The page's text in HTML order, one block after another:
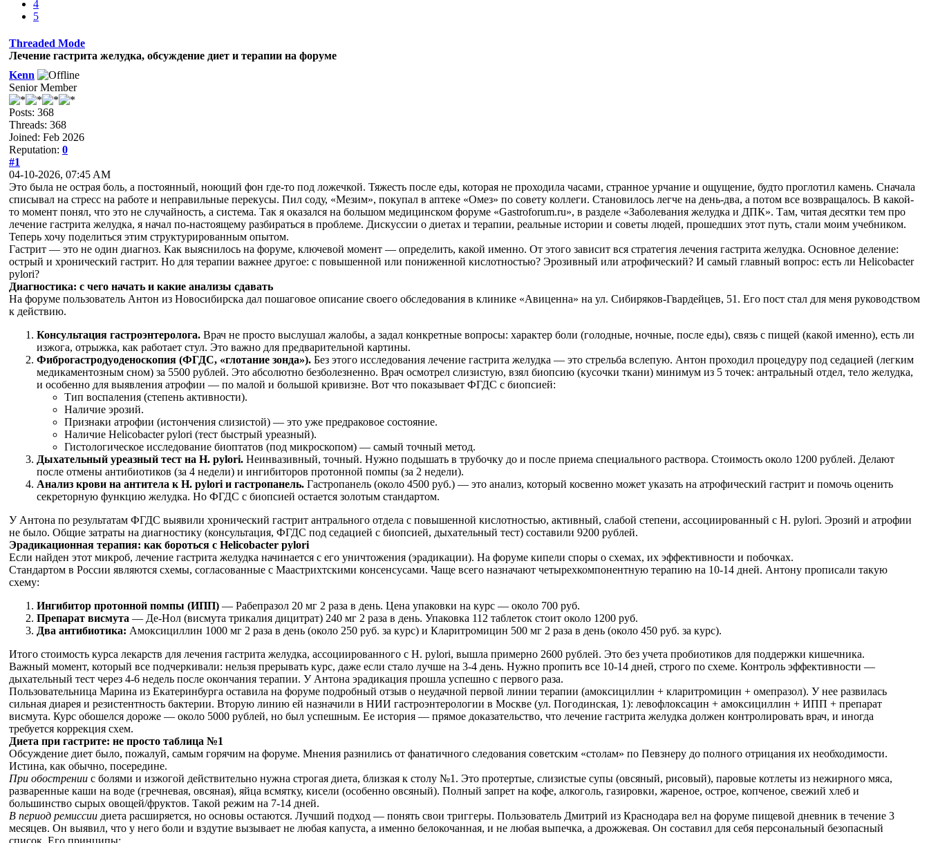
4
5
Threaded Mode
Лечение гастрита желудка, обсуждение диет и терапии на форуме
Kenn
Senior Member
Posts: 368
Threads: 368
Joined: Feb 2026
Reputation: 0
#1
04-10-2026, 07:45 AM
Это была не острая боль, а постоянный, ноющий фон где-то под ложечкой. Тяжесть после еды, которая не проходила часами, странное урчание и ощущение, будто проглотил камень. Сначала
списывал на стресс на работе и неправильные перекусы. Пил соду, «Мезим», покупал в аптеке «Омез» по совету коллеги. Становилось легче на день-два, а потом все возвращалось. В какой-
то момент понял, что это не случайность, а система. Так я оказался на большом медицинском форуме «Gastroforum.ru», в разделе «Заболевания желудка и ДПК». Там, читая десятки тем про
лечение гастрита желудка, я начал по-настоящему разбираться в проблеме. Дискуссии о диетах и терапии, реальные истории и советы людей, прошедших этот путь, стали моим учебником.
Теперь хочу поделиться этим структурированным опытом.
Гастрит — это не один диагноз. Как выяснилось на форуме, ключевой момент — определить, какой именно. От этого зависит вся стратегия лечения гастрита желудка. Основное деление:
острый и хронический гастрит. Но для терапии важнее другое: с повышенной или пониженной кислотностью? Эрозивный или атрофический? И самый главный вопрос: есть ли Helicobacter
pylori?
Диагностика: с чего начать и какие анализы сдавать
На форуме пользователь Антон из Новосибирска дал пошаговое описание своего обследования в клинике «Авиценна» на ул. Сибиряков-Гвардейцев, 51. Его пост стал для меня руководством
к действию.
Консультация гастроэнтеролога. Врач не просто выслушал жалобы, а задал конкретные вопросы: характер боли (голодные, ночные, после еды), связь с пищей (какой именно), есть ли
изжога, отрыжка, как работает стул. Это важно для предварительной картины.
Фиброгастродуоденоскопия (ФГДС, «глотание зонда»). Без этого исследования лечение гастрита желудка — это стрельба вслепую. Антон проходил процедуру под седацией (легким
медикаментозным сном) за 5500 рублей. Это абсолютно безболезненно. Врач осмотрел слизистую, взял биопсию (кусочки ткани) минимум из 5 точек: антральный отдел, тело желудка,
и особенно для выявления атрофии — по малой и большой кривизне. Вот что показывает ФГДС с биопсией:
Тип воспаления (степень активности).
Наличие эрозий.
Признаки атрофии (истончения слизистой) — это уже предраковое состояние.
Наличие Helicobacter pylori (тест быстрый уреазный).
Гистологическое исследование биоптатов (под микроскопом) — самый точный метод.
Дыхательный уреазный тест на H. pylori. Неинвазивный, точный. Нужно подышать в трубочку до и после приема специального раствора. Стоимость около 1200 рублей. Делают
после отмены антибиотиков (за 4 недели) и ингибиторов протонной помпы (за 2 недели).
Анализ крови на антитела к H. pylori и гастропанель. Гастропанель (около 4500 руб.) — это анализ, который косвенно может указать на атрофический гастрит и помочь оценить
секреторную функцию желудка. Но ФГДС с биопсией остается золотым стандартом.
У Антона по результатам ФГДС выявили хронический гастрит антрального отдела с повышенной кислотностью, активный, слабой степени, ассоциированный с H. pylori. Эрозий и атрофии
не было. Общие затраты на диагностику (консультация, ФГДС под седацией с биопсией, дыхательный тест) составили 9200 рублей.
Эрадикационная терапия: как бороться с Helicobacter pylori
Если найден этот микроб, лечение гастрита желудка начинается с его уничтожения (эрадикации). На форуме кипели споры о схемах, их эффективности и побочках.
Стандартом в России являются схемы, согласованные с Маастрихтскими консенсусами. Чаще всего назначают четырехкомпонентную терапию на 10-14 дней. Антону прописали такую
схему:
Ингибитор протонной помпы (ИПП) — Рабепразол 20 мг 2 раза в день. Цена упаковки на курс — около 700 руб.
Препарат висмута — Де-Нол (висмута трикалия дицитрат) 240 мг 2 раза в день. Упаковка 112 таблеток стоит около 1200 руб.
Два антибиотика: Амоксициллин 1000 мг 2 раза в день (около 250 руб. за курс) и Кларитромицин 500 мг 2 раза в день (около 450 руб. за курс).
Итого стоимость курса лекарств для лечения гастрита желудка, ассоциированного с H. pylori, вышла примерно 2600 рублей. Это без учета пробиотиков для поддержки кишечника.
Важный момент, который все подчеркивали: нельзя прерывать курс, даже если стало лучше на 3-4 день. Нужно пропить все 10-14 дней, строго по схеме. Контроль эффективности —
дыхательный тест через 4-6 недель после окончания терапии. У Антона эрадикация прошла успешно с первого раза.
Пользовательница Марина из Екатеринбурга оставила на форуме подробный отзыв о неудачной первой линии терапии (амоксициллин + кларитромицин + омепразол). У нее развилась
сильная диарея и резистентность бактерии. Вторую линию ей назначили в НИИ гастроэнтерологии в Москве (ул. Погодинская, 1): левофлоксацин + амоксициллин + ИПП + препарат
висмута. Курс обошелся дороже — около 5000 рублей, но был успешным. Ее история — прямое доказательство, что лечение гастрита желудка должен контролировать врач, и иногда
требуется коррекция схем.
Диета при гастрите: не просто таблица №1
Обсуждение диет было, пожалуй, самым горячим на форуме. Мнения разнились от фанатичного следования советским «столам» по Певзнеру до полного отрицания их необходимости.
Истина, как обычно, посередине.
При обострении с болями и изжогой действительно нужна строгая диета, близкая к столу №1. Это протертые, слизистые супы (овсяный, рисовый), паровые котлеты из нежирного мяса,
разваренные каши на воде (гречневая, овсяная), яйца всмятку, кисели (особенно овсяный). Полный запрет на кофе, алкоголь, газировки, жареное, острое, копченое, свежий хлеб и
большинство сырых овощей/фруктов. Такой режим на 7-14 дней.
В период ремиссии диета расширяется, но основы остаются. Лучший подход — понять свои триггеры. Пользователь Дмитрий из Краснодара вел на форуме пищевой дневник в течение 3
месяцев. Он выявил, что у него боли и вздутие вызывает не любая капуста, а именно белокочанная, и не любая выпечка, а дрожжевая. Он составил для себя персональный безопасный
список. Его принципы: